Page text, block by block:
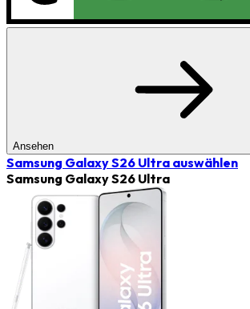
Ansehen
Samsung Galaxy S26 Ultra auswählen
Samsung Galaxy S26 Ultra